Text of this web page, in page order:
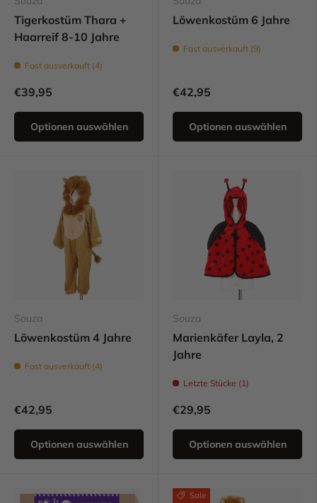
Tigerkostüm Thara +
Haarreif 8-10 Jahre
Fast ausverkauft (4)
€39,95
Optionen auswählen
Löwenkostüm 6 Jahre
Fast ausverkauft (9)
€42,95
Optionen auswählen
Souza
Löwenkostüm 4 Jahre
Fast ausverkauft (4)
€42,95
Optionen auswählen
Souza
Marienkäfer Layla, 2
Jahre
Letzte Stücke (1)
€29,95
Optionen auswählen
Sale